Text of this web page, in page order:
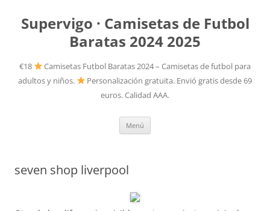
Supervigo · Camisetas de Futbol
Baratas 2024 2025
€18
Camisetas Futbol Baratas 2024 – Camisetas de futbol para
adultos y niños.
Personalización gratuita. Envió gratis desde 69
euros. Calidad AAA.
Menú
seven shop liverpool